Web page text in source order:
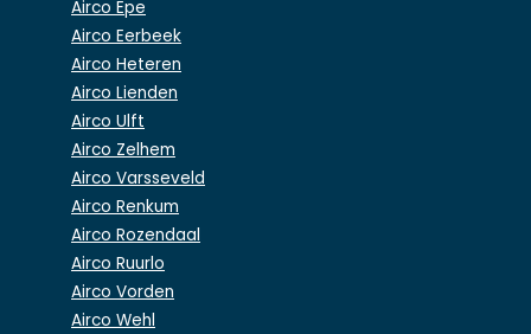
Airco Epe
Airco Eerbeek
Airco Heteren
Airco Lienden
Airco Ulft
Airco Zelhem
Airco Varsseveld
Airco Renkum
Airco Rozendaal
Airco Ruurlo
Airco Vorden
Airco Wehl